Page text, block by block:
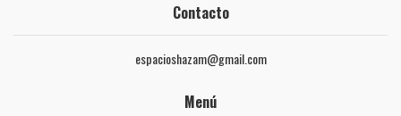
Contacto
espacioshazam@gmail.com
Menú